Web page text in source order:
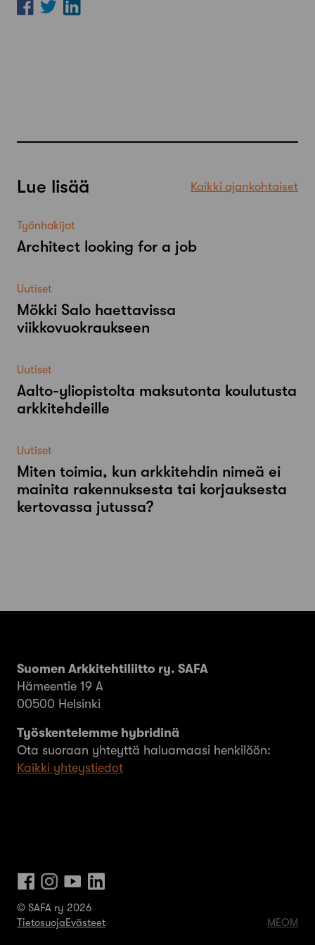
Lue lisää Kaikki ajankohtaiset
Työnhakijat
Architect looking for a job
Uutiset
Mökki Salo haettavissa
viikkovuokraukseen
Uutiset
Aalto-​yliopistolta maksutonta koulutusta
arkkitehdeille
Uutiset
Miten toimia, kun arkkitehdin nimeä ei
mainita rakennuksesta tai korjauksesta
kertovassa jutussa?
Suomen Arkkitehtiliitto ry. SAFA
Hämeentie 19 A
00500 Helsinki
Työskentelemme hybridinä
Ota suoraan yhteyttä haluamaasi henkilöön:
Kaikki yhteystiedot
© SAFA ry 2026
TietosuojaEvästeet MEOM